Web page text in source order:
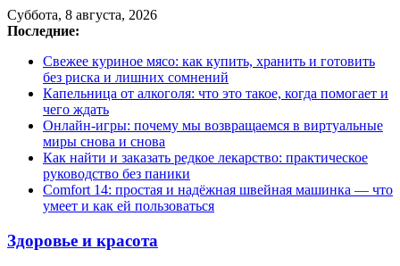
Суббота, 8 августа, 2026
Последние:
Свежее куриное мясо: как купить, хранить и готовить
без риска и лишних сомнений
Капельница от алкоголя: что это такое, когда помогает и
чего ждать
Онлайн-игры: почему мы возвращаемся в виртуальные
миры снова и снова
Как найти и заказать редкое лекарство: практическое
руководство без паники
Comfort 14: простая и надёжная швейная машинка — что
умеет и как ей пользоваться
Здоровье и красота